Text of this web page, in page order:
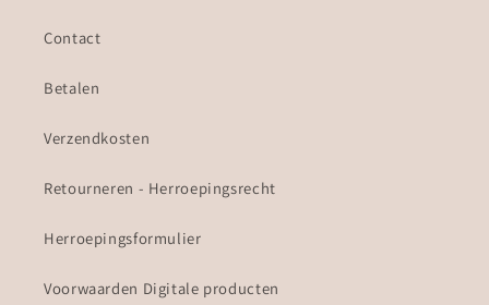
Contact
Betalen
Verzendkosten
Retourneren - Herroepingsrecht
Herroepingsformulier
Voorwaarden Digitale producten